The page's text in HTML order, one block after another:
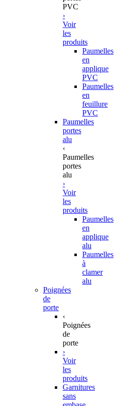
PVC
›
Voir
les
produits
Paumelles
en
applique
PVC
Paumelles
en
feuillure
PVC
Paumelles
portes
alu
‹
Paumelles
portes
alu
›
Voir
les
produits
Paumelles
en
applique
alu
Paumelles
à
clamer
alu
Poignées
de
porte
‹
Poignées
de
porte
›
Voir
les
produits
Garnitures
sans